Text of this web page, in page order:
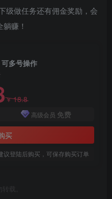
级做任务还有佣金奖励，会
赚！
多号操作
￥18.8
高级会员 免费
买
议登陆后购买，可保存购买订单
载。